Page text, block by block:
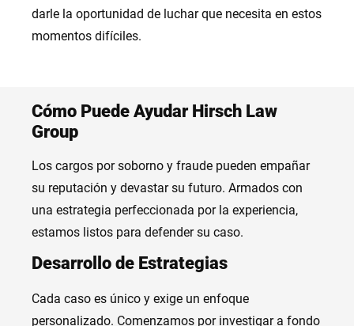
darle la oportunidad de luchar que necesita en estos
momentos difíciles.
Cómo Puede Ayudar Hirsch Law
Group
Los cargos por soborno y fraude pueden empañar
su reputación y devastar su futuro. Armados con
una estrategia perfeccionada por la experiencia,
estamos listos para defender su caso.
Desarrollo de Estrategias
Cada caso es único y exige un enfoque
personalizado. Comenzamos por investigar a fondo